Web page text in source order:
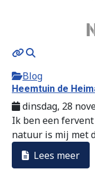
Blog
Heemtuin de
dinsdag, 28
Ik ben een
natuur is mij met
Lees meer